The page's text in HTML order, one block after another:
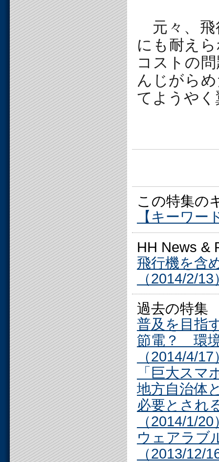
元々、飛
にも耐え
コストの
んじがら
てようや
この特集の
【キーワー
HH News
飛行機を含
（2014/2/13
過去の特集
普及を目指
節電？ 環
（2014/4/17
「巨大スマ
地方自治体
必要とされ
（2014/1/20
ウェアラブ
（2013/12/